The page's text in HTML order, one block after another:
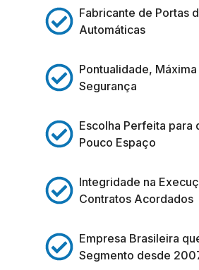
Fabricante de Portas
Automáticas
Pontualidade,
Segurança
Escolha Perfeita para
Pouco Espaço
Integridade na
Contratos Acordados
Empresa Brasileira
Segmento desde